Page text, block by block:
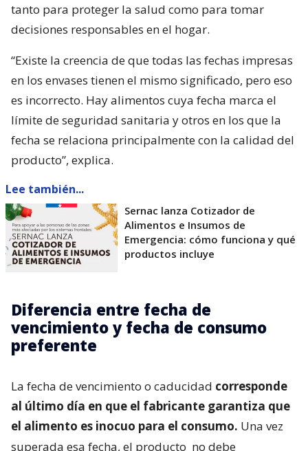
tanto para proteger la salud como para tomar
decisiones responsables en el hogar.
“Existe la creencia de que todas las fechas impresas
en los envases tienen el mismo significado, pero eso
es incorrecto. Hay alimentos cuya fecha marca el
límite de seguridad sanitaria y otros en los que la
fecha se relaciona principalmente con la calidad del
producto”, explica.
Lee también...
Sernac lanza Cotizador de
Alimentos e Insumos de
Emergencia: cómo funciona y qué
productos incluye
Diferencia entre fecha de
vencimiento y fecha de consumo
preferente
La fecha de vencimiento o caducidad corresponde
al último día en que el fabricante garantiza que
el alimento es inocuo para el consumo. Una vez
superada esa fecha, el producto no debe